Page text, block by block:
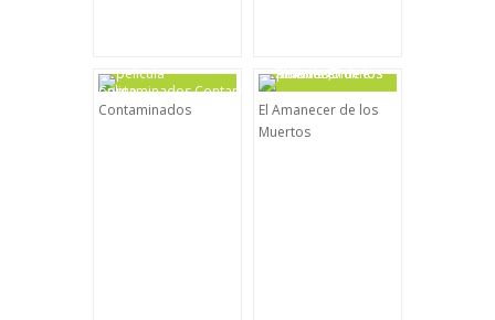
Contaminados
El Amanecer de los
Muertos